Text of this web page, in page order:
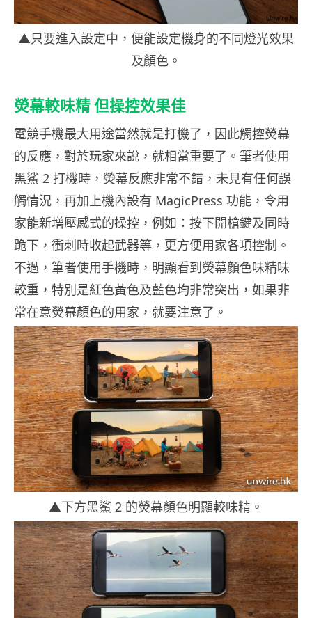
▲只要進入設定中，便能設定機身的不同燈光效果
及顏色。
熒幕較味精 但操控效果佳
電競手機最大用途當然就是打機了，因此觸控熒幕
的反應，對於玩家來說，就相當重要了。筆者使用
黑鯊 2 打機時，熒幕反應非常不錯，未見有任何誤
觸情況，再加上機內設有 MagicPress 功能，令用
家能新增壓感式的操控，例如：按下開槍鍵及同時
跪下，衝刺時收起武器等，更方便用家各項控制。
不過，筆者使用手機時，明顯看到熒幕顏色味精味
較重，特別是紅色黃色及藍色均非常突出，如果非
常在意熒幕顏色的用家，就要注意了。
▲下方黑鯊 2 的熒幕顏色明顯較味精。